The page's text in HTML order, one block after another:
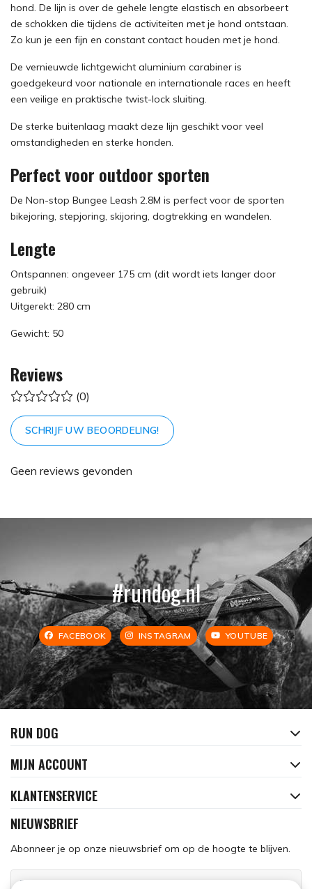
hond. De lijn is over de gehele lengte elastisch en absorbeert
de schokken die tijdens de activiteiten met je hond ontstaan.
Zo kun je een fijn en constant contact houden met je hond.
De vernieuwde lichtgewicht aluminium carabiner is
goedgekeurd voor nationale en internationale races en heeft
een veilige en praktische twist-lock sluiting.
De sterke buitenlaag maakt deze lijn geschikt voor veel
omstandigheden en sterke honden.
Perfect voor outdoor sporten
De Non-stop Bungee Leash 2.8M is perfect voor de sporten
bikejoring, stepjoring, skijoring, dogtrekking en wandelen.
Lengte
Ontspannen: ongeveer 175 cm (dit wordt iets langer door
gebruik)
Uitgerekt: 280 cm
Gewicht: 50
Reviews
(0)
SCHRIJF UW BEOORDELING!
Geen reviews gevonden
#rundog.nl
FACEBOOK INSTAGRAM YOUTUBE
RUN DOG
MIJN ACCOUNT
KLANTENSERVICE
NIEUWSBRIEF
Abonneer je op onze nieuwsbrief om op de hoogte te blijven.